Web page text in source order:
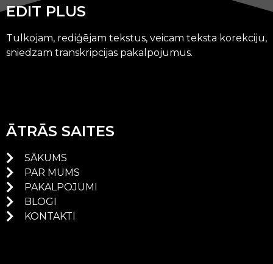
EDIT PLUS
Tulkojam, rediģējam tekstus, veicam teksta korekciju,
sniedzam transkripcijas pakalpojumus.
ĀTRĀS SAITES
SĀKUMS
PAR MUMS
PAKALPOJUMI
BLOGI
KONTAKTI